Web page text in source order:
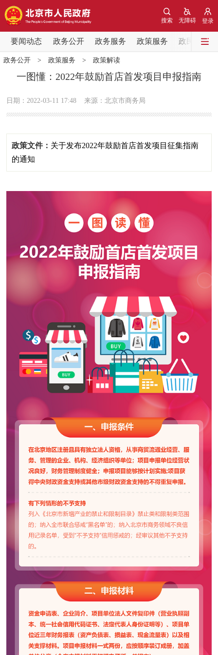
登录
无障碍
搜索
要闻动态 政务公开 政务服务 政策服务 政民互动
要闻动态
党中央精神 国务院信息
政务公开
市领导 机构职能 政策服务
政策兑现 政策解读
专题公开
政务服务
法人服务
便民服务 利企服务 投资项目
中介服务 阳光政务
政民互动
12345网上接诉即办 我要咨询 我要建议
参与调查 在线访谈 图说互动
北京概况 十六区概览 人文北京
绿色北京 图说北京 视频北京
多语种
ENGLISH
DEUTSCH
العربية
ITALIANO
政务公开> 政策服务 > 政策解读
一图懂：2022年鼓励首店首发项目申报指南
日期：2022-03-11 17:48 来源：北京市商务局
政策文件： 关于发布2022年鼓励首店首发项目征集指南
的通知